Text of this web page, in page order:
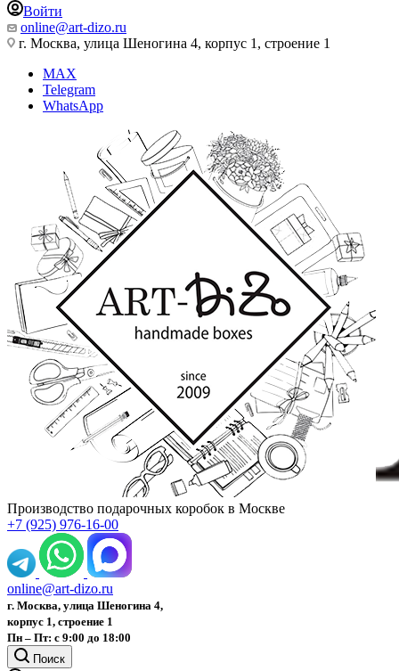
Войти
online@art-dizo.ru
г. Москва, улица Шеногина 4, корпус 1, строение 1
MAX
Telegram
WhatsApp
Производство подарочных коробок в Москве
+7 (925) 976-16-00
online@art-dizo.ru
г. Москва, улица Шеногина 4,
корпус 1, строение 1
Пн – Пт: с 9:00 до 18:00
Поиск